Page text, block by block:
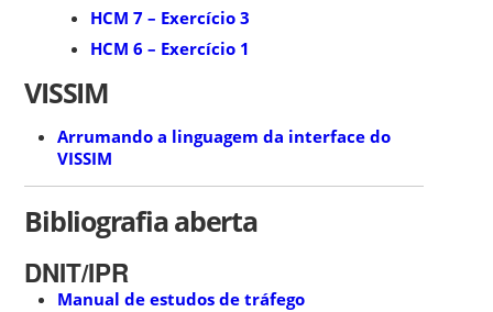
HCM 7 – Exercício 3
HCM 6 – Exercício 1
VISSIM
Arrumando a linguagem da interface do
VISSIM
Bibliografia aberta
DNIT/IPR
Manual de estudos de tráfego